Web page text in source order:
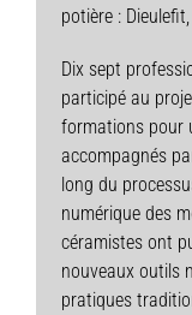
potière :
Dix sept
participé au
formations pour
accompagnés
long du
numérique des
céramistes ont
nouveaux outils
pratiques